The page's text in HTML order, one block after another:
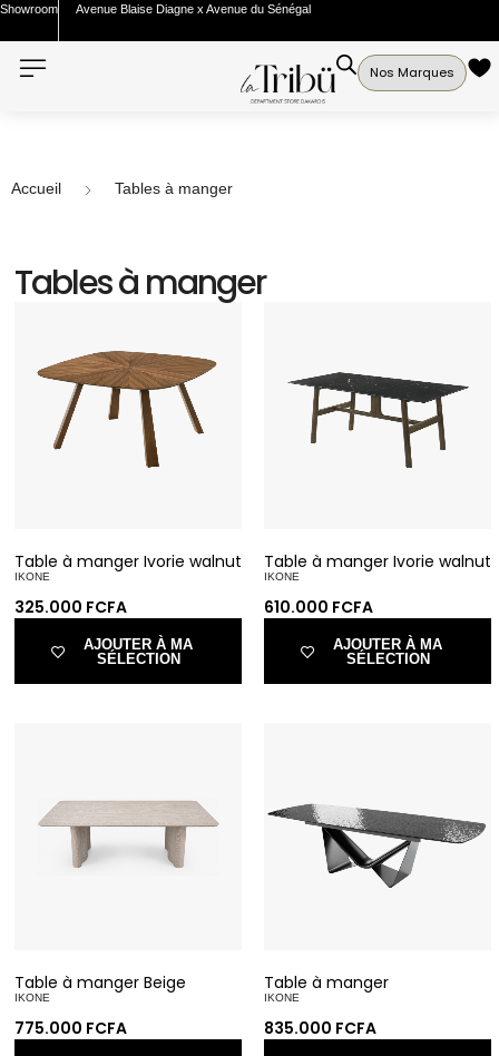
Showroom Avenue Blaise Diagne x Avenue du Sénégal
Nos Marques
Accueil Tables à manger
Table à manger Ivorie walnut
IKONE
325.000 FCFA
AJOUTER À MA
SÉLECTION
Table à manger Ivorie walnut
IKONE
610.000 FCFA
AJOUTER À MA
SÉLECTION
Table à manger Beige
IKONE
775.000 FCFA
Table à manger
IKONE
835.000 FCFA
Tables à manger